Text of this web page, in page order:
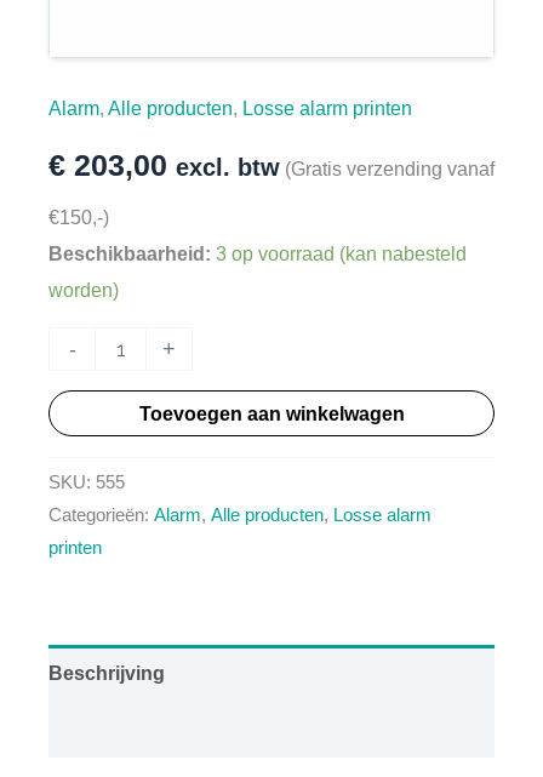
Alarm, Alle producten, Losse alarm printen
€ 203,00 excl. btw (Gratis verzending vanaf
€150,-)
Beschikbaarheid: 3 op voorraad (kan nabesteld
worden)
-
Sound
PCB
aantal
+
Toevoegen aan winkelwagen
SKU: 555
Categorieën: Alarm, Alle producten, Losse alarm
printen
Beschrijving